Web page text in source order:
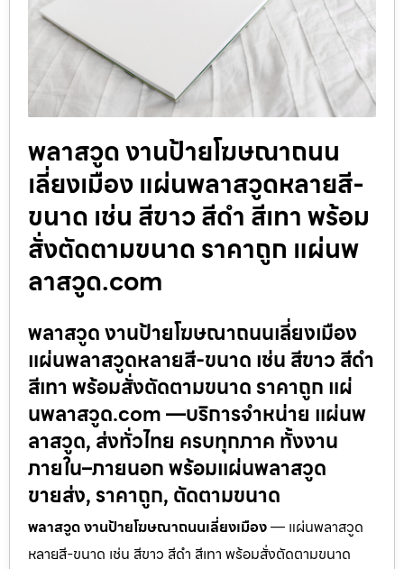
พลาสวูด งานป้ายโฆษณาถนน
เลี่ยงเมือง แผ่นพลาสวูดหลายสี-
ขนาด เช่น สีขาว สีดำ สีเทา พร้อม
สั่งตัดตามขนาด ราคาถูก แผ่นพ
ลาสวูด.com
พลาสวูด งานป้ายโฆษณาถนนเลี่ยงเมือง
แผ่นพลาสวูดหลายสี-ขนาด เช่น สีขาว สีดำ
สีเทา พร้อมสั่งตัดตามขนาด ราคาถูก แผ่
นพลาสวูด.com —บริการจำหน่าย แผ่นพ
ลาสวูด, ส่งทั่วไทย ครบทุกภาค ทั้งงาน
ภายใน–ภายนอก พร้อมแผ่นพลาสวูด
ขายส่ง, ราคาถูก, ตัดตามขนาด
พลาสวูด งานป้ายโฆษณาถนนเลี่ยงเมือง— แผ่นพลาสวูด
หลายสี-ขนาด เช่น สีขาว สีดำ สีเทา พร้อมสั่งตัดตามขนาด